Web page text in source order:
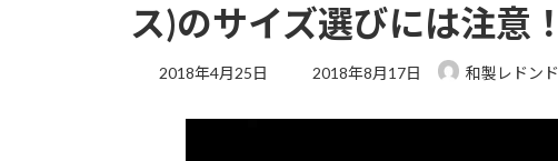
ス)のサイズ選びには注意！
2018年4月25日
最
2018年8月17日 和製レドンド